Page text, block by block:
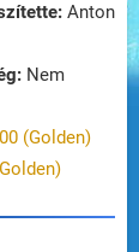
Anton
Nem
(Golden)